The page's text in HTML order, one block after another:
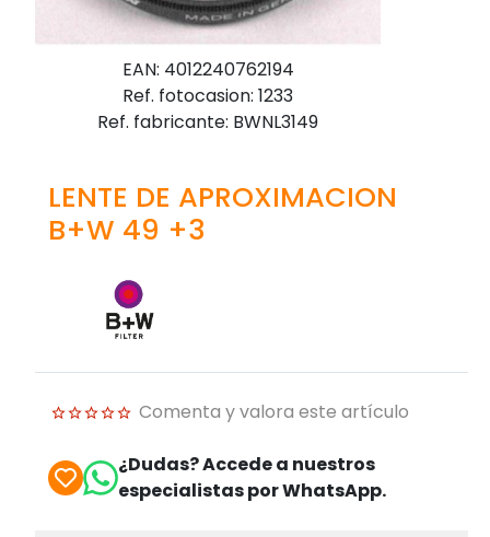
EAN: 4012240762194
Ref. fotocasion: 1233
Ref. fabricante: BWNL3149
LENTE DE APROXIMACION
B+W 49 +3
Comenta y valora este artículo
¿Dudas? Accede a nuestros
especialistas por WhatsApp.